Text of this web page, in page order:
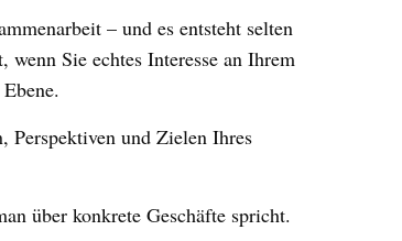
– und es entsteht selten
Sie echtes Interesse an Ihrem
Perspektiven und Zielen Ihres
über konkrete Geschäfte spricht.